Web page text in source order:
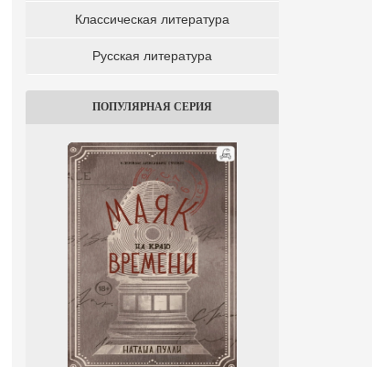
Классическая литература
Русская литература
ПОПУЛЯРНАЯ СЕРИЯ